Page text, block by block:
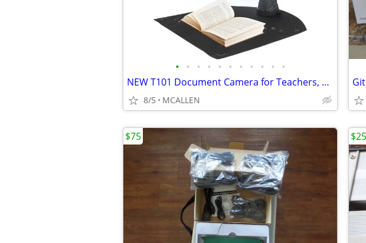
• • • • • • • • • • •
NEW T101 Document Camera for Teachers, Multi-Language OCR Recognition
8/5 MCALLEN
$75 $25